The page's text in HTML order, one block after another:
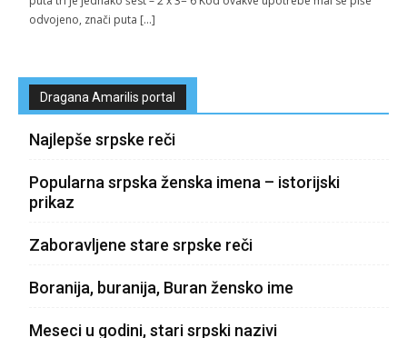
odvojeno, znači puta […]
Dragana Amarilis portal
Najlepše srpske reči
Popularna srpska ženska imena – istorijski
prikaz
Zaboravljene stare srpske reči
Boranija, buranija, Buran žensko ime
Meseci u godini, stari srpski nazivi